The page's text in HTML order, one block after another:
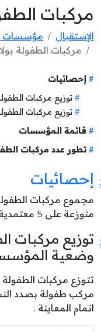
مركبات
الإستقبال
مؤسسات
مركبات الطفولة
إحصائيات
توزيع مركبات
توزيع مركبات
قائمة المؤسسات
تطور عدد مركبات
إحصائيات
مجموع مركبات
متوزعة على 5 معتمدية.
توزيع مركبات
وضعية
اتمام المعاينة .